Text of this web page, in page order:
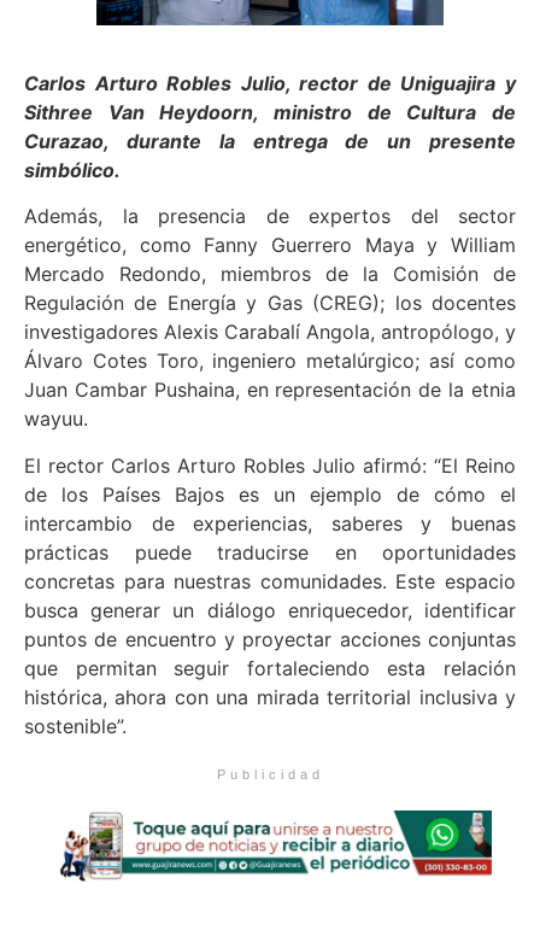
Carlos Arturo Robles Julio, rector de Uniguajira y
Sithree Van Heydoorn, ministro de Cultura de
Curazao, durante la entrega de un presente
simbólico.
Además, la presencia de expertos del sector
energético, como Fanny Guerrero Maya y William
Mercado Redondo, miembros de la Comisión de
Regulación de Energía y Gas (CREG); los docentes
investigadores Alexis Carabalí Angola, antropólogo, y
Álvaro Cotes Toro, ingeniero metalúrgico; así como
Juan Cambar Pushaina, en representación de la etnia
wayuu.
El rector Carlos Arturo Robles Julio afirmó: “El Reino
de los Países Bajos es un ejemplo de cómo el
intercambio de experiencias, saberes y buenas
prácticas puede traducirse en oportunidades
concretas para nuestras comunidades. Este espacio
busca generar un diálogo enriquecedor, identificar
puntos de encuentro y proyectar acciones conjuntas
que permitan seguir fortaleciendo esta relación
histórica, ahora con una mirada territorial inclusiva y
sostenible”.
Publicidad